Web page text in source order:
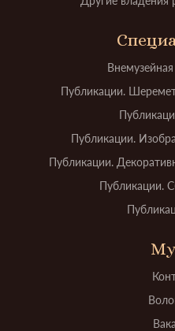
Публикации.
Публикации.
Публикации.
Публикации.